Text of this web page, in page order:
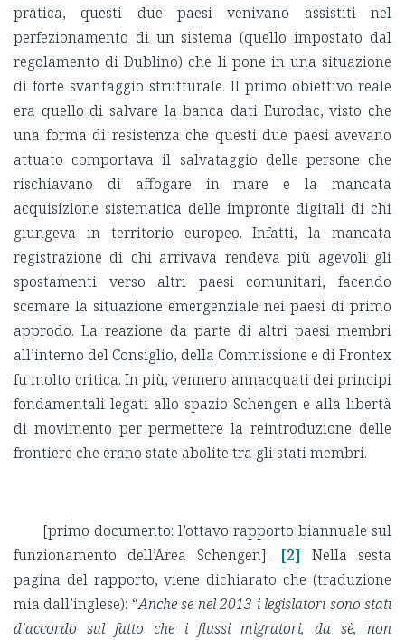
pratica, questi due paesi venivano assistiti nel
perfezionamento di un sistema (quello impostato dal
regolamento di Dublino) che li pone in una situazione
di forte svantaggio strutturale. Il primo obiettivo reale
era quello di salvare la banca dati Eurodac, visto che
una forma di resistenza che questi due paesi avevano
attuato comportava il salvataggio delle persone che
rischiavano di affogare in mare e la mancata
acquisizione sistematica delle impronte digitali di chi
giungeva in territorio europeo. Infatti, la mancata
registrazione di chi arrivava rendeva più agevoli gli
spostamenti verso altri paesi comunitari, facendo
scemare la situazione emergenziale nei paesi di primo
approdo. La reazione da parte di altri paesi membri
all’interno del Consiglio, della Commissione e di Frontex
fu molto critica. In più, vennero annacquati dei principi
fondamentali legati allo spazio Schengen e alla libertà
di movimento per permettere la reintroduzione delle
frontiere che erano state abolite tra gli stati membri.
[primo documento: l’ottavo rapporto biannuale sul
funzionamento dell’Area Schengen].
[2] Nella sesta
pagina del rapporto, viene dichiarato che (traduzione
mia dall’inglese): “Anche se nel 2013 i legislatori sono stati
d’accordo sul fatto che i flussi migratori, da sè, non